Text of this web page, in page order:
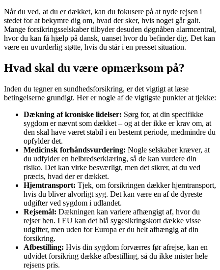
Når du ved, at du er dækket, kan du fokusere på at nyde rejsen i
stedet for at bekymre dig om, hvad der sker, hvis noget går galt.
Mange forsikringsselskaber tilbyder desuden døgnåben alarmcentral,
hvor du kan få hjælp på dansk, uanset hvor du befinder dig. Det kan
være en uvurderlig støtte, hvis du står i en presset situation.
Hvad skal du være opmærksom på?
Inden du tegner en sundhedsforsikring, er det vigtigt at læse
betingelserne grundigt. Her er nogle af de vigtigste punkter at tjekke:
Dækning af kroniske lidelser: Sørg for, at din specifikke
sygdom er nævnt som dækket – og at der ikke er krav om, at
den skal have været stabil i en bestemt periode, medmindre du
opfylder det.
Medicinsk forhåndsvurdering: Nogle selskaber kræver, at
du udfylder en helbredserklæring, så de kan vurdere din
risiko. Det kan virke besværligt, men det sikrer, at du ved
præcis, hvad der er dækket.
Hjemtransport: Tjek, om forsikringen dækker hjemtransport,
hvis du bliver alvorligt syg. Det kan være en af de dyreste
udgifter ved sygdom i udlandet.
Rejsemål: Dækningen kan variere afhængigt af, hvor du
rejser hen. I EU kan det blå sygesikringskort dække visse
udgifter, men uden for Europa er du helt afhængig af din
forsikring.
Afbestilling: Hvis din sygdom forværres før afrejse, kan en
udvidet forsikring dække afbestilling, så du ikke mister hele
rejsens pris.